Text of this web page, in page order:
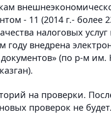
- 11 (2014 г.- более
налоговых
внедрена
(по р-м им.
на проверки.
проверок не будет.